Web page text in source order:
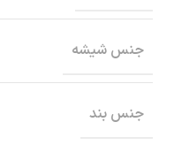
جنس شیشه
جنس بند